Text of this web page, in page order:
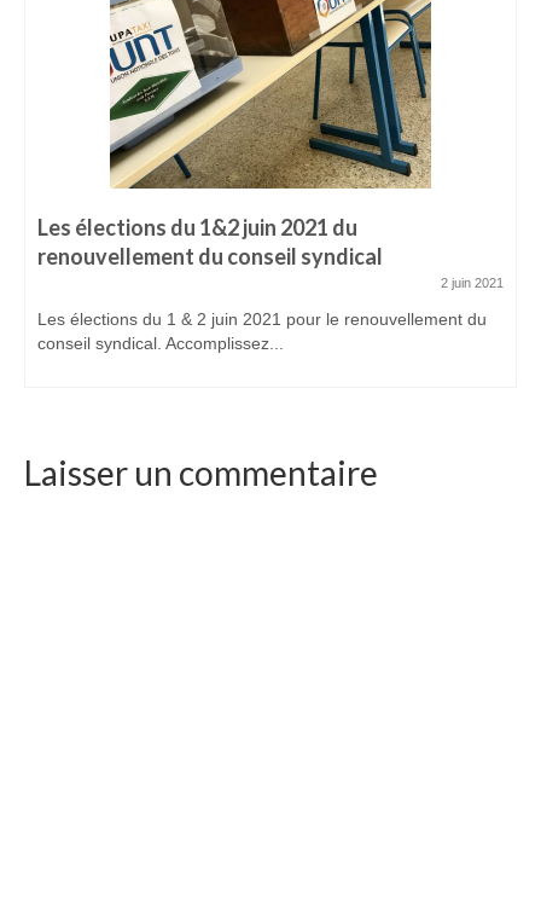
CONTACTEZ-NOUS
Les élections du 1&2 juin 2021 du
renouvellement du conseil syndical
2 juin 2021
Les élections du 1 & 2 juin 2021 pour le renouvellement du
conseil syndical. Accomplissez...
Laisser un commentaire